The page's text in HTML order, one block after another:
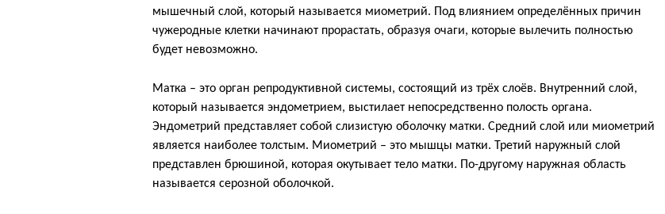
мышечный слой, который называется миометрий. Под влиянием определённых причин
чужеродные клетки начинают прорастать, образуя очаги, которые вылечить полностью
будет невозможно.
Матка – это орган репродуктивной системы, состоящий из трёх слоёв. Внутренний слой,
который называется эндометрием, выстилает непосредственно полость органа.
Эндометрий представляет собой слизистую оболочку матки. Средний слой или миометрий
является наиболее толстым. Миометрий – это мышцы матки. Третий наружный слой
представлен брюшиной, которая окутывает тело матки. По-другому наружная область
называется серозной оболочкой.